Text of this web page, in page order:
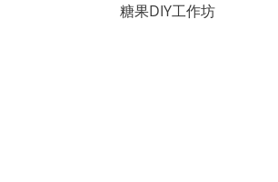
糖果DIY工作坊